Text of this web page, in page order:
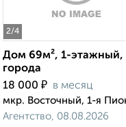
2/4
Дом 69м², 1-этажный,
города
18 000 ₽ в месяц
мкр. Восточный, 1-я
Агентство, 08.08.2026